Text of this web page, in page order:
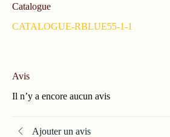
Catalogue
CATALOGUE-RBLUE55-1-1
Avis
Il n’y a encore aucun avis
Ajouter un avis